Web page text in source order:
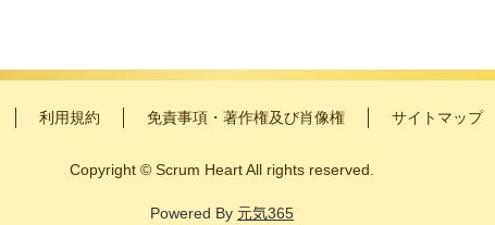
利用規約 免責事項・著作権及び肖像権 サイトマップ
Copyright © Scrum Heart All rights reserved.
Powered By 元気365